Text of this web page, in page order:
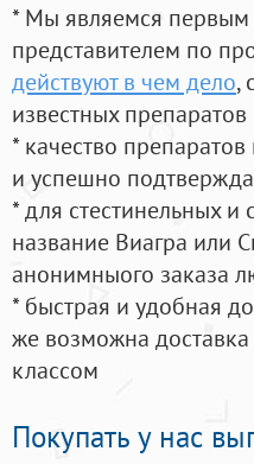
* Мы являемся первым
представителем по
действуют в чем дело,
известных препаратов
* качество
и успешно
* для стестинельных
название Виагра или
анонимныого заказа
* быстрая и удобная
же возможна
классом
Покупать у нас